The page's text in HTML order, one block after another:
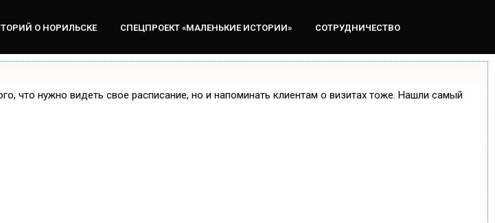
О НОРИЛЬСКЕ СПЕЦПРОЕКТ «МАЛЕНЬКИЕ ИСТОРИИ» СОТРУДНИЧЕСТВО
что нужно видеть свое расписание, но и напоминать клиентам о визитах тоже. Нашли самый